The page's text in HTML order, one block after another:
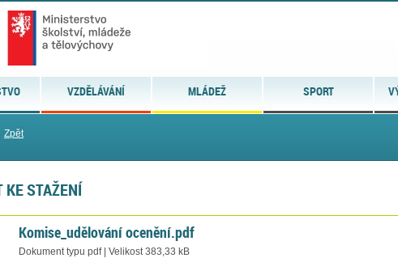
VZDĚLÁVÁNÍ MLÁDEŽ SPORT
Zpět
KE STAŽENÍ
Komise_udělování ocenění.pdf
Dokument typu pdf | Velikost 383,33 kB